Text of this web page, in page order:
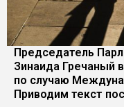
Председатель
Зинаида Гречаный
по случаю
Приводим текст